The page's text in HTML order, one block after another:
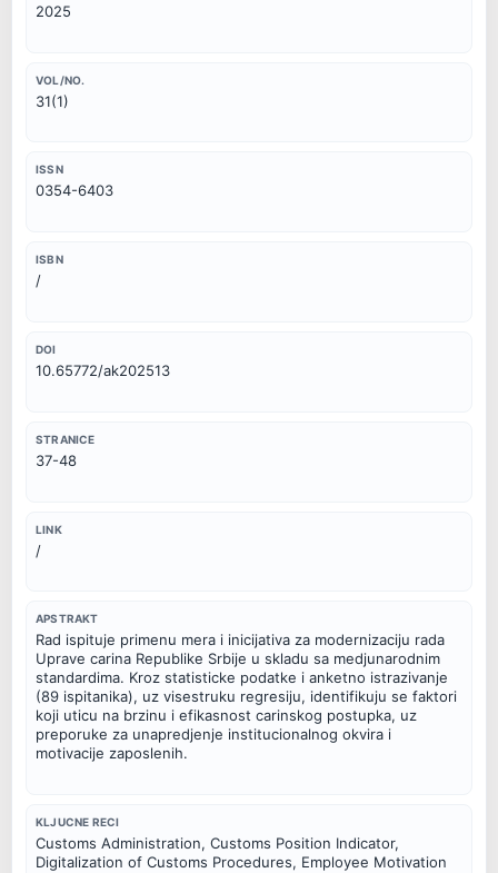
2025
VOL/NO.
31(1)
ISSN
0354-6403
ISBN
/
DOI
10.65772/ak202513
STRANICE
37-48
LINK
/
APSTRAKT
Rad ispituje primenu mera i inicijativa za modernizaciju rada
Uprave carina Republike Srbije u skladu sa medjunarodnim
standardima. Kroz statisticke podatke i anketno istrazivanje
(89 ispitanika), uz visestruku regresiju, identifikuju se faktori
koji uticu na brzinu i efikasnost carinskog postupka, uz
preporuke za unapredjenje institucionalnog okvira i
motivacije zaposlenih.
KLJUCNE RECI
Customs Administration, Customs Position Indicator,
Digitalization of Customs Procedures, Employee Motivation